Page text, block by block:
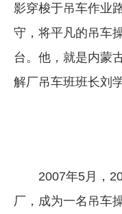
影穿梭于吊车作业
守，将平凡的吊车
台。他，就是内蒙
解厂吊车班班长刘学
2007年5月，
厂，成为一名吊车